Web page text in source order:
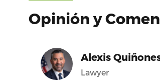
Opinión y
Alexis
Lawyer